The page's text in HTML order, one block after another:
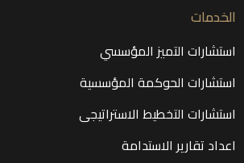
الخدمات
استشارات التميز المؤسسي
استشارات الحوكمة المؤسسية
استشارات التخطيط الاستراتيجى
اعداد تقارير الاستدامة